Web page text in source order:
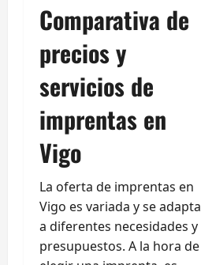
Comparativa de
precios y
servicios de
imprentas en
Vigo
La oferta de imprentas en
Vigo es variada y se adapta
a diferentes necesidades y
presupuestos. A la hora de